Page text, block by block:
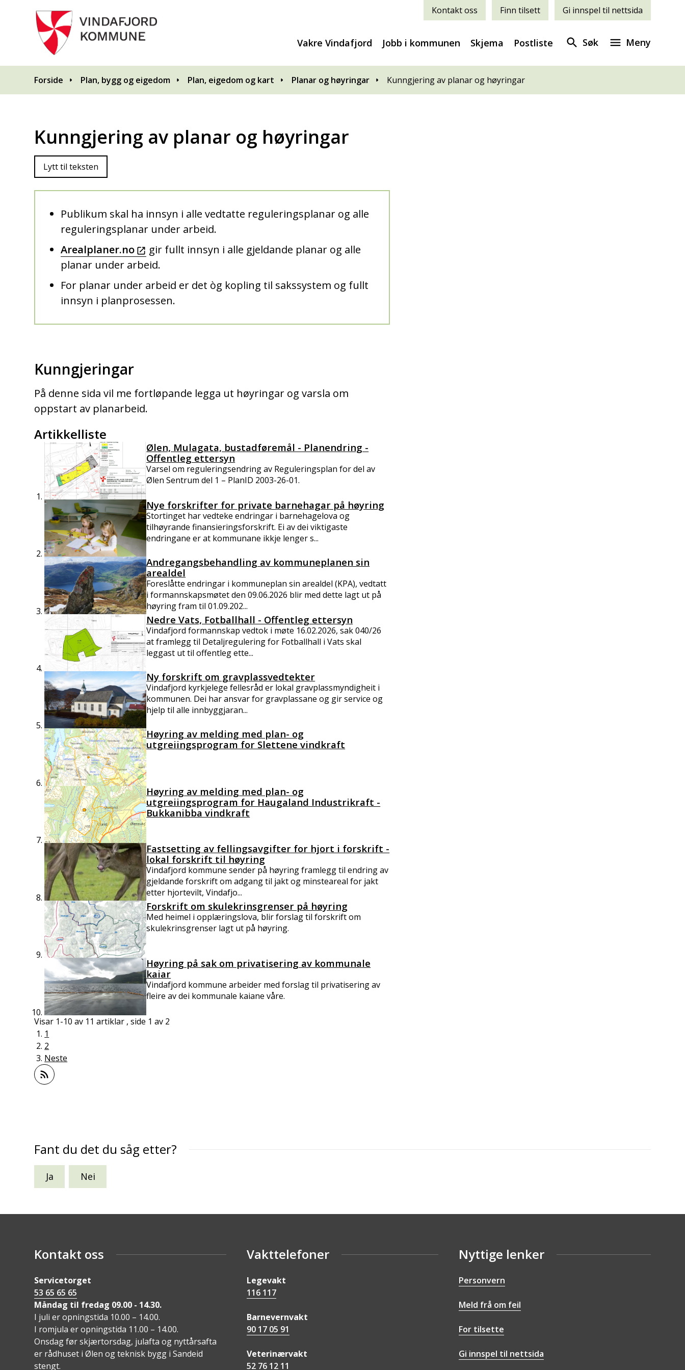
Kontakt oss Finn tilsett Gi innspel til nettsida
Vakre Vindafjord Jobb i kommunen Skjema Postliste Søk Meny
Du er her:
Forside Plan, bygg og eigedom Plan, eigedom og kart Planar og høyringar Kunngjering av planar og høyringar
Kunngjering av planar og høyringar
Lytt til teksten
Publikum skal ha innsyn i alle vedtatte reguleringsplanar og alle
reguleringsplanar under arbeid.
Arealplaner.no
gir fullt innsyn i alle gjeldande planar og alle
planar under arbeid.
For planar under arbeid er det òg kopling til sakssystem og fullt
innsyn i planprosessen.
Kunngjeringar
På denne sida vil me fortløpande legga ut høyringar og varsla om
oppstart av planarbeid.
Artikkelliste
Ølen, Mulagata, bustadføremål - Planendring -
Offentleg ettersyn
Varsel om reguleringsendring av Reguleringsplan for del av
Ølen Sentrum del 1 – PlanID 2003-26-01.
Nye forskrifter for private barnehagar på høyring
Stortinget har vedteke endringar i barnehagelova og
tilhøyrande finansieringsforskrift. Ei av dei viktigaste
endringane er at kommunane ikkje lenger s...
Andregangsbehandling av kommuneplanen sin
arealdel
Foreslåtte endringar i kommuneplan sin arealdel (KPA), vedtatt
i formannskapsmøtet den 09.06.2026 blir med dette lagt ut på
høyring fram til 01.09.202...
Nedre Vats, Fotballhall - Offentleg ettersyn
Vindafjord formannskap vedtok i møte 16.02.2026, sak 040/26
at framlegg til Detaljregulering for Fotballhall i Vats skal
leggast ut til offentleg ette...
Ny forskrift om gravplassvedtekter
Vindafjord kyrkjelege fellesråd er lokal gravplassmyndigheit i
kommunen. Dei har ansvar for gravplassane og gir service og
hjelp til alle innbyggjaran...
Høyring av melding med plan- og
utgreiingsprogram for Slettene vindkraft
Høyring av melding med plan- og
utgreiingsprogram for Haugaland Industrikraft -
Bukkanibba vindkraft
Fastsetting av fellingsavgifter for hjort i forskrift -
lokal forskrift til høyring
Vindafjord kommune sender på høyring framlegg til endring av
gjeldande forskrift om adgang til jakt og minsteareal for jakt
etter hjortevilt, Vindafjo...
Forskrift om skulekrinsgrenser på høyring
Med heimel i opplæringslova, blir forslag til forskrift om
skulekrinsgrenser lagt ut på høyring.
Høyring på sak om privatisering av kommunale
kaiar
Vindafjord kommune arbeider med forslag til privatisering av
fleire av dei kommunale kaiane våre.
Visar 1-10 av 11 artiklar ,side 1 av 2
1
2
Neste
Fant du det du såg etter?
Ja Nei
Kontakt oss
Servicetorget
53 65 65 65
Måndag til fredag 09.00 - 14.30.
I juli er opningstida 10.00 – 14.00.
I romjula er opningstida 11.00 – 14.00.
Onsdag før skjærtorsdag, julafta og nyttårsafta
er rådhuset i Ølen og teknisk bygg i Sandeid
stengt.
Vakttelefoner
Legevakt
116 117
Barnevernvakt
90 17 05 91
Veterinærvakt
52 76 12 11
Nyttige lenker
Personvern
Meld frå om feil
For tilsette
Gi innspel til nettsida